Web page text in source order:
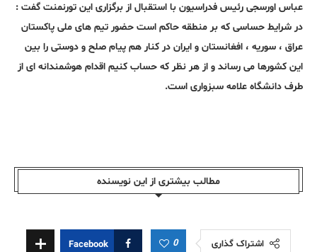
عباس اورسجی رئیس فدراسیون با استقبال از برگزاری این تورنمنت گفت :
در شرایط حساسی که بر منطقه حاکم است حضور تیم های ملی پاکستان
عراق ، سوریه ، افغانستان و ایران در کنار هم پیام صلح و دوستی را بین
این کشورها می رساند و از هر نظر که حساب کنیم اقدام هوشمندانه ای از
طرف دانشگاه علامه سبزواری است.
مطالب بیشتری از این نویسندە
اشتراک گذاری 0
Facebook